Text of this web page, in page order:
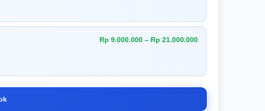
Rp 9.000.000 – Rp 21.000.000